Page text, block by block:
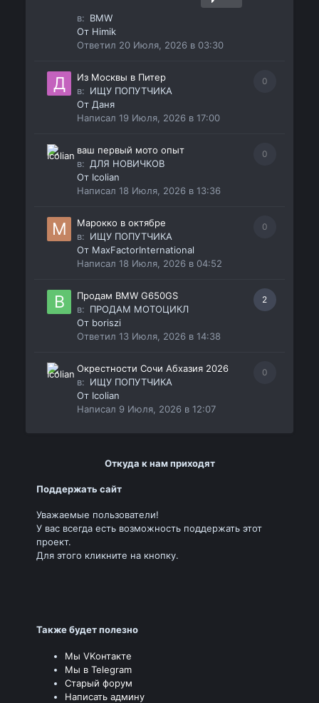
в: BMW
От Himik
Ответил 20 Июля, 2026 в 03:30
0
Из Москвы в Питер
в: ИЩУ ПОПУТЧИКА
ОтДаня
Написал19 Июля, 2026 в 17:00
0
ваш первый мото опыт
в: ДЛЯ НОВИЧКОВ
От Icolian
Написал18 Июля, 2026 в 13:36
0
Марокко в октябре
в: ИЩУ ПОПУТЧИКА
От MaxFactorInternational
Написал18 Июля, 2026 в 04:52
2
Продам BMW G650GS
в: ПРОДАМ МОТОЦИКЛ
От boriszi
Ответил13 Июля, 2026 в 14:38
0
Окрестности Сочи Абхазия 2026
в: ИЩУ ПОПУТЧИКА
От Icolian
Написал 9 Июля, 2026 в 12:07
Откуда к нам приходят
Поддержать сайт
Уважаемые пользователи!
У вас всегда есть возможность поддержать этот
проект.
Для этого кликните на кнопку.
Также будет полезно
Мы VKонтакте
Мы в Telegram
Старый форум
Написать админу